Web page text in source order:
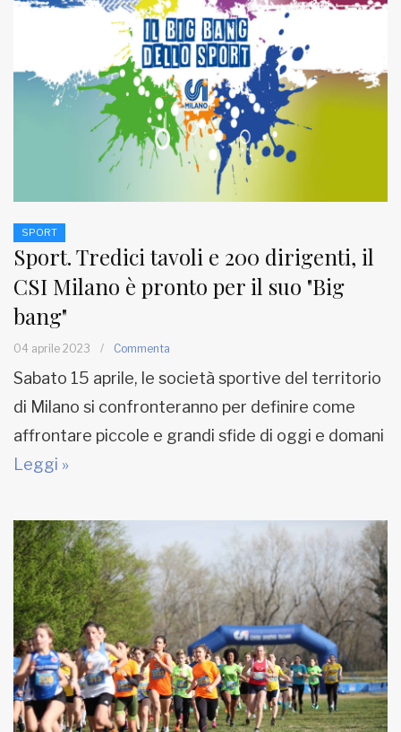
SPORT
Sport. Tredici tavoli e 200 dirigenti, il
CSI Milano è pronto per il suo "Big
bang"
04 aprile 2023 / Commenta
Sabato 15 aprile, le società sportive del territorio
di Milano si confronteranno per definire come
affrontare piccole e grandi sfide di oggi e domani
Leggi »